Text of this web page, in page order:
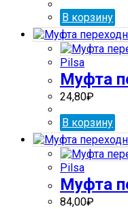
В корзину
Pilsa
Муфта
24,80₽
В корзину
Pilsa
Муфта
84,00₽